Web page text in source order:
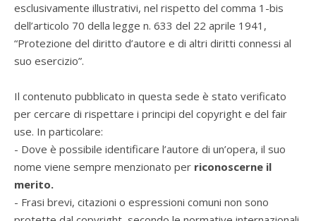
esclusivamente illustrativi, nel rispetto del comma 1-bis
dell’articolo 70 della legge n. 633 del 22 aprile 1941,
“Protezione del diritto d’autore e di altri diritti connessi al
suo esercizio”.
Il contenuto pubblicato in questa sede è stato verificato
per cercare di rispettare i principi del copyright e del fair
use. In particolare:
- Dove è possibile identificare l’autore di un’opera, il suo
nome viene sempre menzionato per riconoscerne il
merito.
- Frasi brevi, citazioni o espressioni comuni non sono